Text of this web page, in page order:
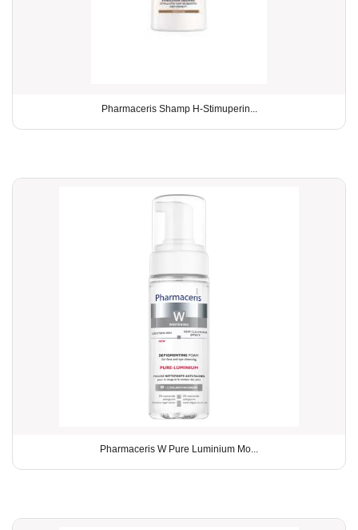
Pharmaceris Shamp H-Stimuperin...
Pharmaceris W Pure Luminium Mo...